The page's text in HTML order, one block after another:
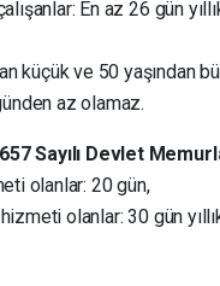
En az 26 gün
küçük ve 50 yaşından
az olamaz.
Sayılı Devlet
olanlar: 20 gün,
olanlar: 30 gün